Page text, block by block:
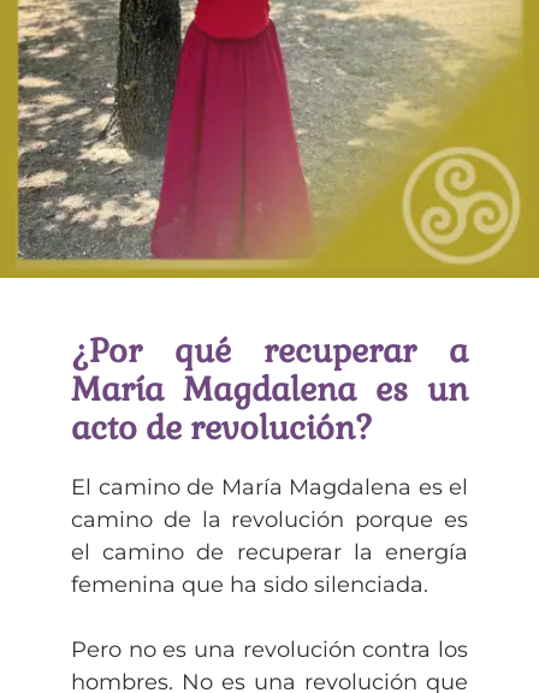
¿Por qué recuperar a
María Magdalena es un
acto de revolución?
El camino de María Magdalena es el
camino de la revolución porque es
el camino de recuperar la energía
femenina que ha sido silenciada.
Pero no es una revolución contra los
hombres. No es una revolución que